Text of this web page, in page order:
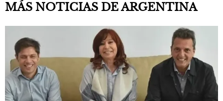
MÁS NOTICIAS DE ARGENTINA